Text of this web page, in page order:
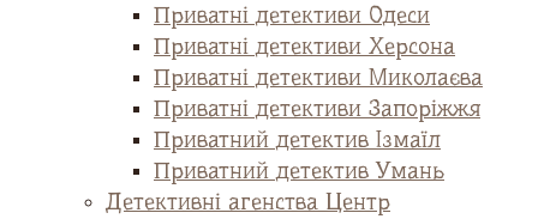
Приватні детективи Одеси
Приватні детективи Херсона
Приватні детективи Миколаєва
Приватні детективи Запоріжжя
Приватний детектив Ізмаїл
Приватний детектив Умань
Детективні агенства Центр